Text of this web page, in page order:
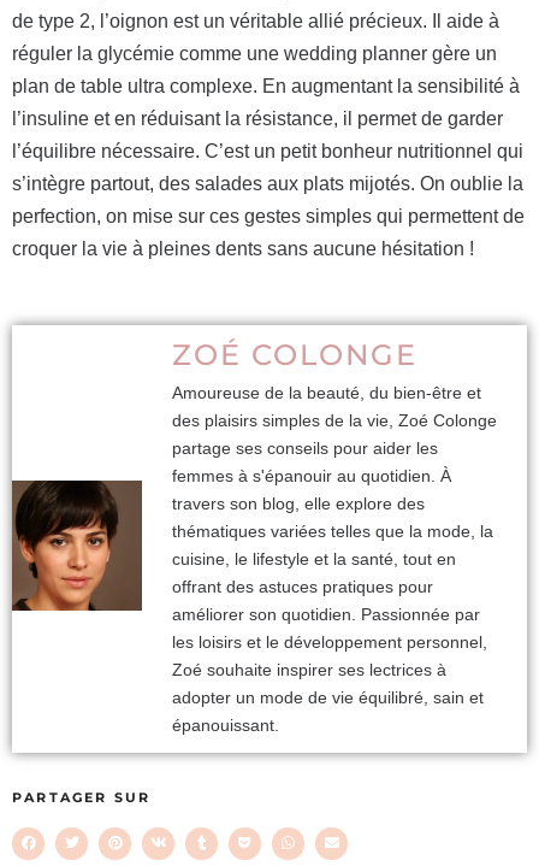
de type 2, l’oignon est un véritable allié précieux. Il aide à
réguler la glycémie comme une wedding planner gère un
plan de table ultra complexe. En augmentant la sensibilité à
l’insuline et en réduisant la résistance, il permet de garder
l’équilibre nécessaire. C’est un petit bonheur nutritionnel qui
s’intègre partout, des salades aux plats mijotés. On oublie la
perfection, on mise sur ces gestes simples qui permettent de
croquer la vie à pleines dents sans aucune hésitation !
ZOÉ COLONGE
Amoureuse de la beauté, du bien-être et
des plaisirs simples de la vie, Zoé Colonge
partage ses conseils pour aider les
femmes à s'épanouir au quotidien. À
travers son blog, elle explore des
thématiques variées telles que la mode, la
cuisine, le lifestyle et la santé, tout en
offrant des astuces pratiques pour
améliorer son quotidien. Passionnée par
les loisirs et le développement personnel,
Zoé souhaite inspirer ses lectrices à
adopter un mode de vie équilibré, sain et
épanouissant.
PARTAGER SUR